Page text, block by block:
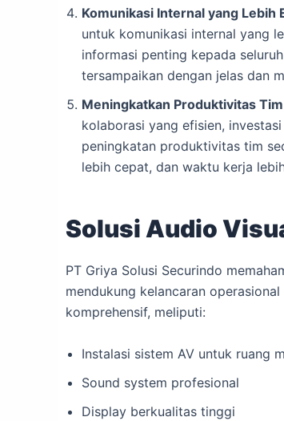
Komunikasi Internal yang Lebih
untuk komunikasi internal yang
informasi penting kepada
tersampaikan dengan jelas dan
Meningkatkan Produktivitas
kolaborasi yang efisien,
peningkatan produktivitas tim
lebih cepat, dan waktu kerja
Solusi Audio
PT Griya Solusi Securindo
mendukung kelancaran
komprehensif, meliputi:
Instalasi sistem AV untuk ruang
Sound system profesional
Display berkualitas tinggi